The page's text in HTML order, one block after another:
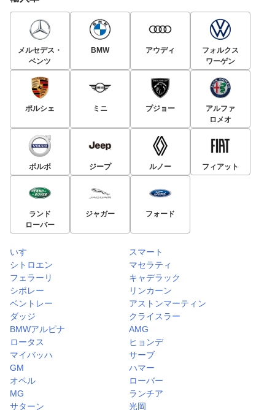
メルセデス・
ベンツ
BMW アウディ
フォルクス
ワーゲン
ポルシェ ミニ プジョー
アルファ
ロメオ
ボルボ ジープ ルノー フィアット
ランド
ローバー
ジャガー フォード
いすゞ
スマート
シトロエン
マセラティ
フェラーリ
キャデラック
シボレー
リンカーン
ベントレー
アストンマーティン
ダッジ
クライスラー
BMWアルピナ
AMG
ロータス
ヒョンデ
マイバッハ
サーブ
GM
ハマー
オペル
ローバー
MG
ランチア
サターン
光岡